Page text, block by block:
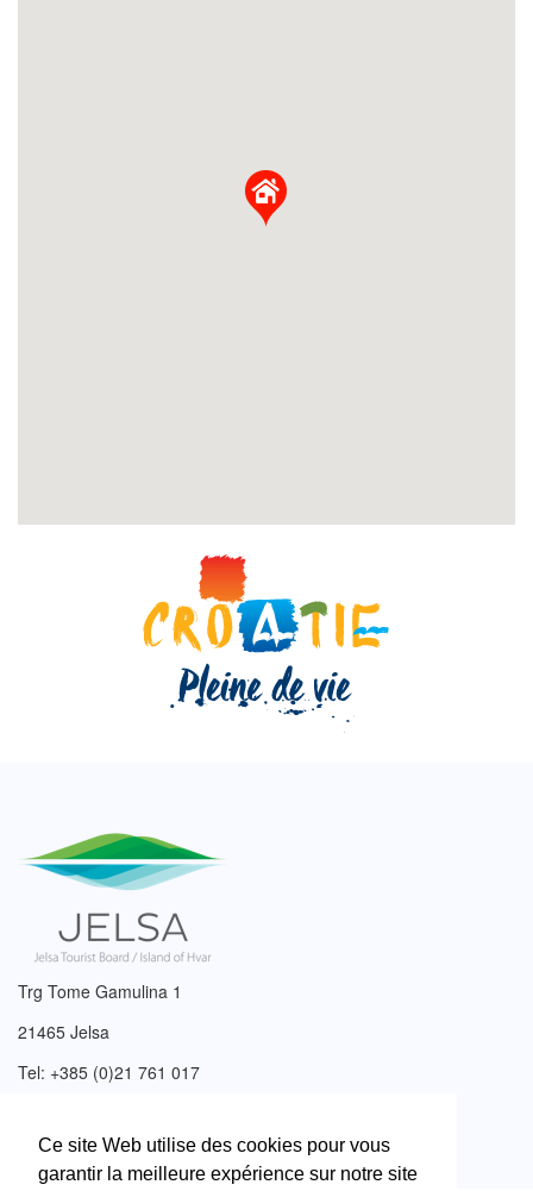
Ce site Web utilise des cookies pour vous
garantir la meilleure expérience sur notre site
Trg Tome Gamulina 1
21465 Jelsa
Tel: +385 (0)21 761 017